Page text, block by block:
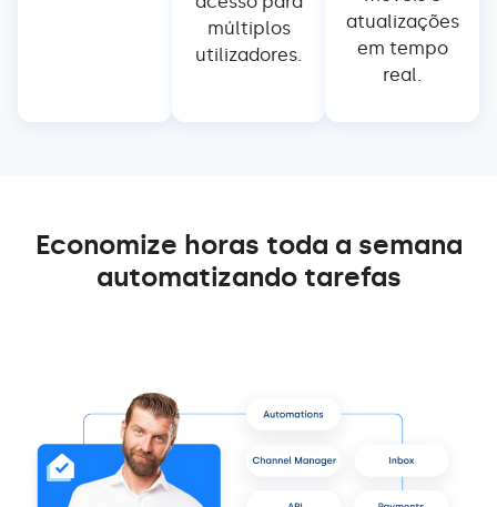
múltiplos
utilizadores.
atualizações
em tempo
real.
Economize horas toda a semana
automatizando tarefas